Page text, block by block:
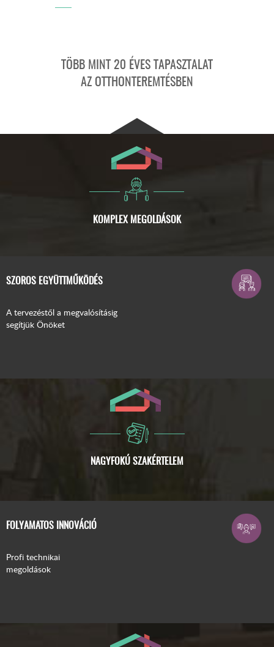
ISMERJE MEG A COMPACFOAM-OT!
TÖBB MINT 20 ÉVES TAPASZTALAT
AZ OTTHONTEREMTÉSBEN
SZOROS EGYÜTTMŰKÖDÉS
A tervezéstől a megvalósításig
segítjük Önöket
FOLYAMATOS INNOVÁCIÓ
Profi technikai
megoldások